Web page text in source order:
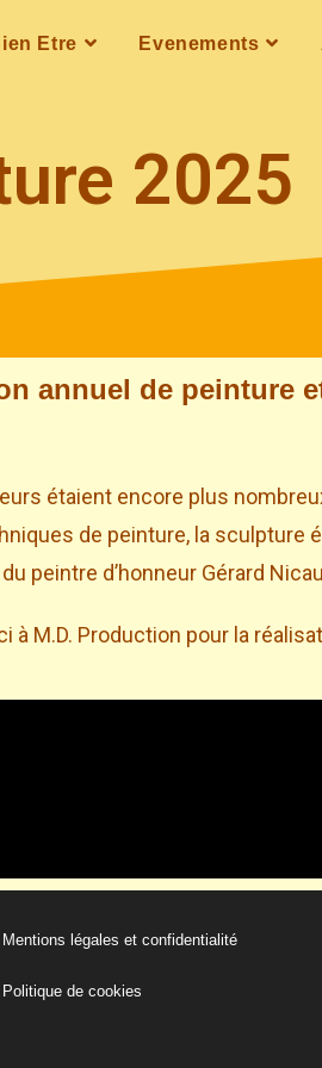
Etre Evenements
2025
annuel de peinture
étaient encore plus
de peinture, la sculpture
peintre d’honneur Gérard
à M.D. Production pour la
Mentions légales et confidentialité
Politique de cookies